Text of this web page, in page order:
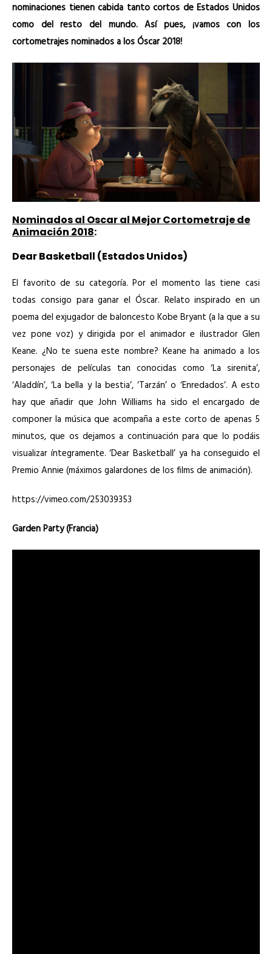
nominaciones tienen cabida tanto cortos de Estados Unidos
como del resto del mundo. Así pues, ¡vamos con los
cortometrajes nominados a los Óscar 2018!
Nominados al Oscar al Mejor Cortometraje de
Animación 2018:
Dear Basketball (Estados Unidos)
El favorito de su categoría. Por el momento las tiene casi
todas consigo para ganar el Óscar. Relato inspirado en un
poema del exjugador de baloncesto Kobe Bryant (a la que a su
vez pone voz) y dirigida por el animador e ilustrador Glen
Keane. ¿No te suena este nombre? Keane ha animado a los
personajes de películas tan conocidas como ‘La sirenita’,
‘Aladdín’, ‘La bella y la bestia’, ‘Tarzán’ o ‘Enredados’. A esto
hay que añadir que John Williams ha sido el encargado de
componer la música que acompaña a este corto de apenas 5
minutos, que os dejamos a continuación para que lo podáis
visualizar íntegramente. ‘Dear Basketball’ ya ha conseguido el
Premio Annie (máximos galardones de los films de animación).
https://vimeo.com/253039353
Garden Party (Francia)